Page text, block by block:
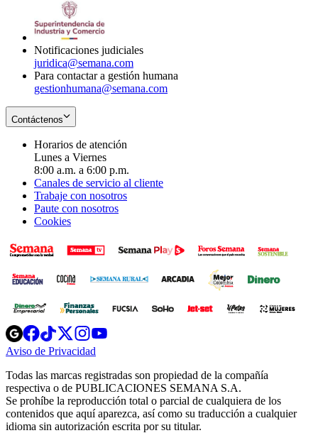
Notificaciones judiciales
juridica@semana.com
Para contactar a gestión humana
gestionhumana@semana.com
Contáctenos
Horarios de atención
Lunes a Viernes
8:00 a.m. a 6:00 p.m.
Canales de servicio al cliente
Trabaje con nosotros
Paute con nosotros
Cookies
Opens
in
new
Opens
in
new
Opens
in
new
window
Opens
new
windowwindow
Aviso de Privacidad
new
window
Todas las marcas registradas son propiedad de la compañía
respectiva o de PUBLICACIONES SEMANA S.A.
Se prohíbe la reproducción total o parcial de cualquiera de los
contenidos que aquí aparezca, así como su traducción a cualquier
idioma sin autorización escrita por su titular.